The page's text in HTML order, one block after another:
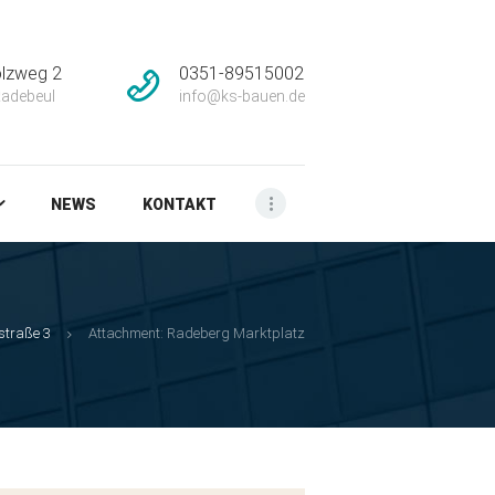
2 0351-89515002
info@ks-bauen.de
NEWS KONTAKT
3 Attachment: Radeberg Marktplatz